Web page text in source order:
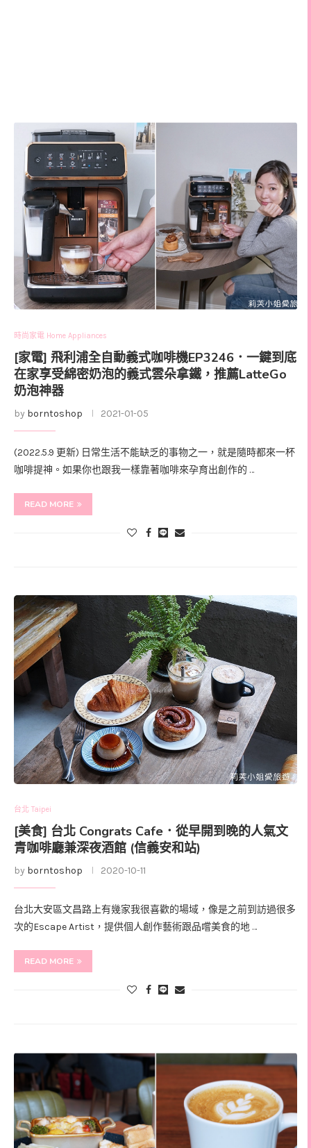
時尚家電 Home Appliances
[家電] 飛利浦全自動義式咖啡機EP3246．一鍵到底
在家享受綿密奶泡的義式雲朵拿鐵，推薦LatteGo
奶泡神器
by borntoshop 2021-01-05
(2022.5.9 更新) 日常生活不能缺乏的事物之一，就是隨時都來一杯
咖啡提神。如果你也跟我一樣靠著咖啡來孕育出創作的 …
READ MORE
台北 Taipei
[美食] 台北 Congrats Cafe．從早開到晚的人氣文
青咖啡廳兼深夜酒館 (信義安和站)
by borntoshop 2020-10-11
台北大安區文昌路上有幾家我很喜歡的場域，像是之前到訪過很多
次的Escape Artist，提供個人創作藝術跟品嚐美食的地 …
READ MORE